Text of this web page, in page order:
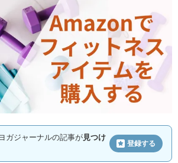
ガジャーナルの記事が見つけ
登録する